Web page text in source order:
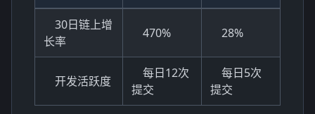
30日链上增
长率
470% 28%
开发活跃度
每日12次
提交
每日5次
提交